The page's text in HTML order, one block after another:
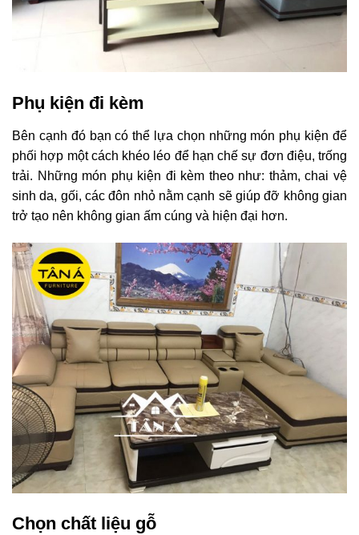
Phụ kiện đi kèm
Bên cạnh đó bạn có thể lựa chọn những món phụ kiện để
phối hợp một cách khéo léo để hạn chế sự đơn điệu, trống
trải. Những món phụ kiện đi kèm theo như: thảm, chai vệ
sinh da, gối, các đôn nhỏ nằm cạnh sẽ giúp đỡ không gian
trở tạo nên không gian ấm cúng và hiện đại hơn.
Chọn chất liệu gỗ